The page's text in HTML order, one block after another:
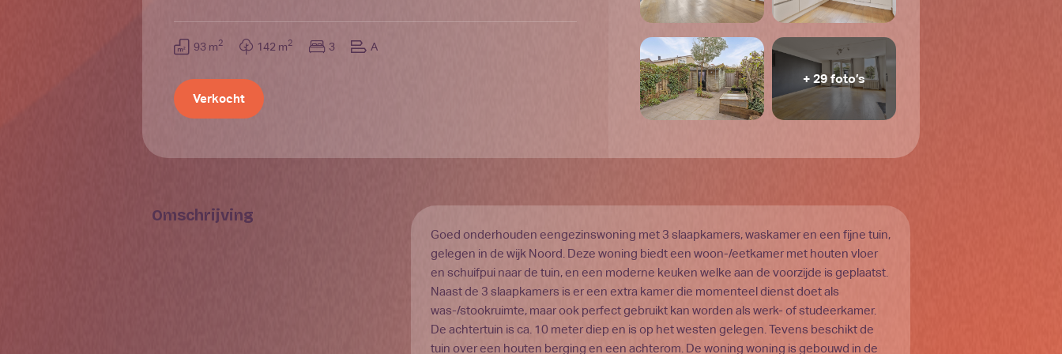
93 m2 142 m2 3 A
Verkocht
+ 29 foto’s
Omschrijving
Goed onderhouden eengezinswoning met 3 slaapkamers, waskamer en een fijne tuin,
gelegen in de wijk Noord. Deze woning biedt een woon-/eetkamer met houten vloer
en schuifpui naar de tuin, en een moderne keuken welke aan de voorzijde is geplaatst.
Naast de 3 slaapkamers is er een extra kamer die momenteel dienst doet als
was-/stookruimte, maar ook perfect gebruikt kan worden als werk- of studeerkamer.
De achtertuin is ca. 10 meter diep en is op het westen gelegen. Tevens beschikt de
tuin over een houten berging en een achterom. De woning woning is gebouwd in de